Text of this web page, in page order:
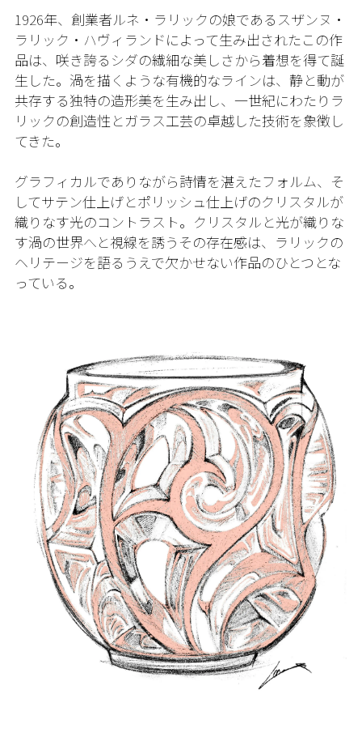
1926年、創業者ルネ・ラリックの娘であるスザンヌ・
ラリック・ハヴィランドによって生み出されたこの作
品は、咲き誇るシダの繊細な美しさから着想を得て誕
生した。渦を描くような有機的なラインは、静と動が
共存する独特の造形美を生み出し、一世紀にわたりラ
リックの創造性とガラス工芸の卓越した技術を象徴し
てきた。
グラフィカルでありながら詩情を湛えたフォルム、そ
してサテン仕上げとポリッシュ仕上げのクリスタルが
織りなす光のコントラスト。クリスタルと光が織りな
す渦の世界へと視線を誘うその存在感は、ラリックの
ヘリテージを語るうえで欠かせない作品のひとつとな
っている。